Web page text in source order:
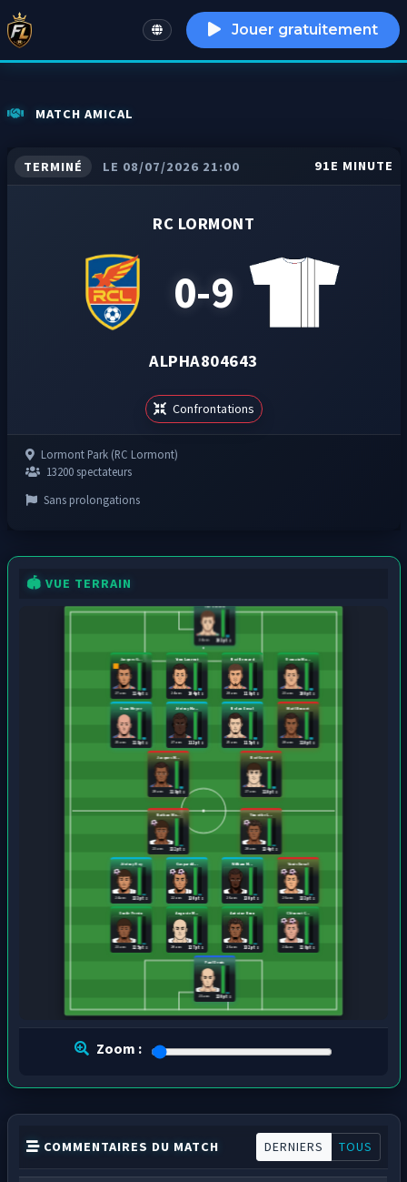
English Jouer gratuitement
MATCH AMICAL
TERMINÉ LE 08/07/2026 21:00 91E MINUTE
RC LORMONT
0-9
ALPHA804643
Confrontations
Lormont Park (RC Lormont)
13200 spectateurs
Sans prolongations
🏟️ VUE TERRAIN
103 pts
24 ans
Jacques G...
114 pts
27 ans
Yann Laurent
104 pts
24 ans
Noé Bernard
119 pts
28 ans
Romain Ma...
100 pts
23 ans
Evan Meyer
118 pts
25 ans
Jérémy Ma...
113 pts
27 ans
Nolan Duval
115 pts
25 ans
Maël Brunet
110 pts
28 ans
Jacques M...
119 pts
20 ans
Noé Gerard
110 pts
27 ans
Paul Denis
130 pts
21 ans
Emile Perrin
125 pts
23 ans
Auguste M...
127 pts
20 ans
Antoine Brun
132 pts
26 ans
Clément C...
126 pts
24 ans
Jérémy Roy
133 pts
24 ans
Gaspard A...
130 pts
22 ans
William M...
130 pts
26 ans
Yanis Duval
133 pts
26 ans
Nathan Mo...
132 pts
23 ans
Timothe L...
134 pts
20 ans
Zoom :
COMMENTAIRES DU MATCH DERNIERS TOUS